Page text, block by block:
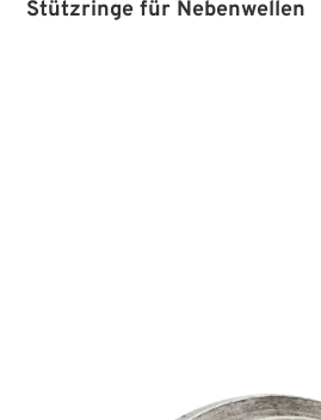
Stützringe für Nebenwellen